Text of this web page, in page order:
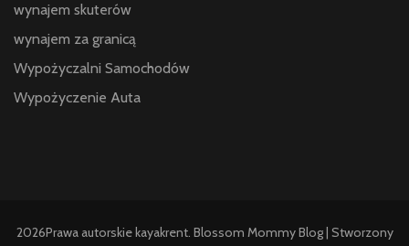
wynajem skuterów
wynajem za granicą
Wypożyczalni Samochodów
Wypożyczenie Auta
2026Prawa autorskiekayakrent. Blossom Mommy Blog | Stworzony